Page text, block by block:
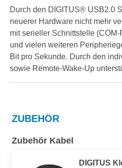
Durch den DIGITUS® USB2.0
neuerer Hardware nicht mehr
mit serieller Schnittstelle
und vielen weiteren
Bit pro Sekunde. Durch den
sowie Remote-Wake-Up
ZUBEHÖR
Zubehör Kabel
DIGITUS